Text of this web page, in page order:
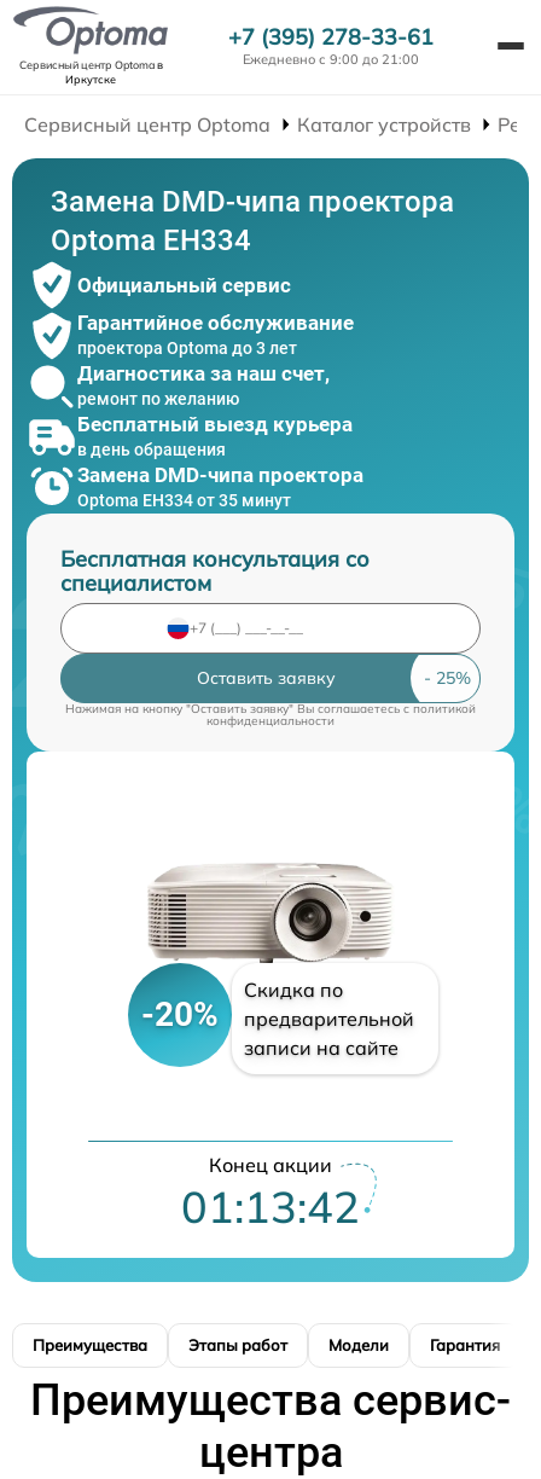
Сервисный центр Optomaв
Иркутске
+7 (395) 278-33-61
Ежедневно с 9:00 до 21:00
Сервисный центр Optoma Каталог устройств
Замена DMD-чипа проектора
Optoma EH334
Официальный сервис
Гарантийное обслуживание
проектора Optoma до 3 лет
Диагностика за наш счет,
ремонт по желанию
Бесплатный выезд курьера
в день обращения
Замена DMD-чипа проектора
Optoma EH334 от 35 минут
Бесплатная консультация со
специалистом
Оставить заявку
Нажимая на кнопку "Оставить заявку" Вы соглашаетесь cполитикой
конфиденциальности
-20%
Скидка по
предварительной
записи на сайте
Конец акции
01:13:42
Преимущества Этапы работ Модели Гарантия
Преимущества сервис-
центра